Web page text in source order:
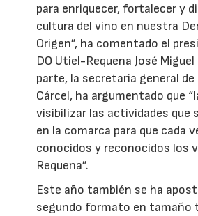
para enriquecer, fortalecer y
cultura del vino en nuestra
Origen”, ha comentado el
DO Utiel-Requena José
parte, la secretaria general de
Cárcel, ha argumentado que
visibilizar las actividades que
en la comarca para que cada
conocidos y reconocidos los
Requena”.
Este año también se ha
segundo formato en tamaño